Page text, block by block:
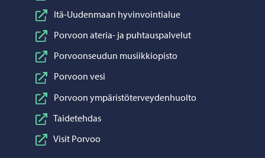
Itä-Uudenmaan hyvinvointialue
Porvoon ateria- ja puhtauspalvelut
Porvoonseudun musiikkiopisto
Porvoon vesi
Porvoon ympäristöterveydenhuolto
Taidetehdas
Visit Porvoo